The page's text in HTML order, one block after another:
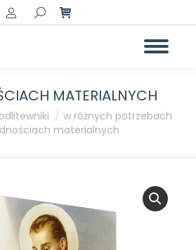
Szukaj:
MATERIALNYCH
w różnych potrzebach
materialnych